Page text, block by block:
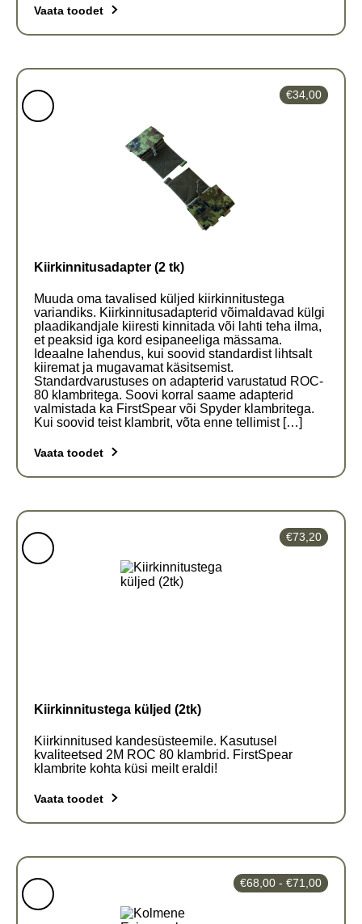
Vaata toodet
on
mitu
varianti.
Kiirkinnitusadapter (2 tk)
Muuda oma tavalised küljed kiirkinnitustega
variandiks. Kiirkinnitusadapterid võimaldavad külgi
plaadikandjale kiiresti kinnitada või lahti teha ilma,
et peaksid iga kord esipaneeliga mässama.
Ideaalne lahendus, kui soovid standardist lihtsalt
kiiremat ja mugavamat käsitsemist.
Standardvarustuses on adapterid varustatud ROC-
80 klambritega. Soovi korral saame adapterid
valmistada ka FirstSpear või Spyder klambritega.
Kui soovid teist klambrit, võta enne tellimist […]
Vaata toodet
€34,00
Kiirkinnitustega küljed (2tk)
Kiirkinnitused kandesüsteemile. Kasutusel
kvaliteetsed 2M ROC 80 klambrid. FirstSpear
klambrite kohta küsi meilt eraldi!
Vaata toodet
€73,20
€68,00 - €71,00
€68,00